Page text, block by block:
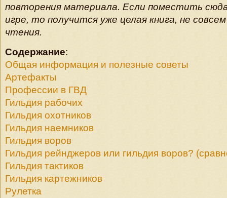
повторения материала. Если поместить
игре, то получится уже целая книга, не
чтения.
Содержание:
Общая информация и полезные советы
Артефакты
Профессии в ГВД
Гильдия рабочих
Гильдия охотников
Гильдия наемников
Гильдия воров
Гильдия рейнджеров или гильдия воров?
Гильдия тактиков
Гильдия картежников
Рулетка